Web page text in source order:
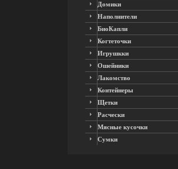
Домики
Наполнители
БиоКапли
Когтеточки
Игрушкки
Ошейники
Лакомство
Контейнеры
Щетки
Расчески
Мясные кусочки
Сумки